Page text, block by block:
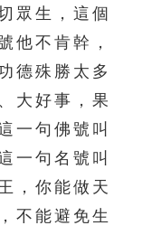
639 640
眾生，這個
他不肯幹，
德殊勝太多
大好事，果
一句佛號叫
一句名號叫
，你能做天
不能避免生